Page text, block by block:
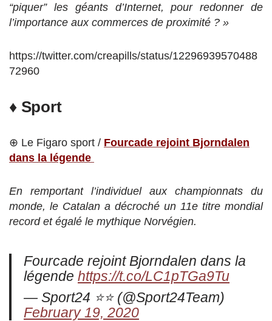
“piquer” les géants d’Internet, pour redonner de
l’importance aux commerces de proximité ? »
https://twitter.com/creapills/status/12296939570488
72960
♦ Sport
⊕ Le Figaro sport / Fourcade rejoint Bjorndalen
dans la légende
En remportant l’individuel aux championnats du
monde, le Catalan a décroché un 11e titre mondial
record et égalé le mythique Norvégien.
Fourcade rejoint Bjorndalen dans la
légende https://t.co/LC1pTGa9Tu
— Sport24 ⭐️⭐️ (@Sport24Team)
February 19, 2020